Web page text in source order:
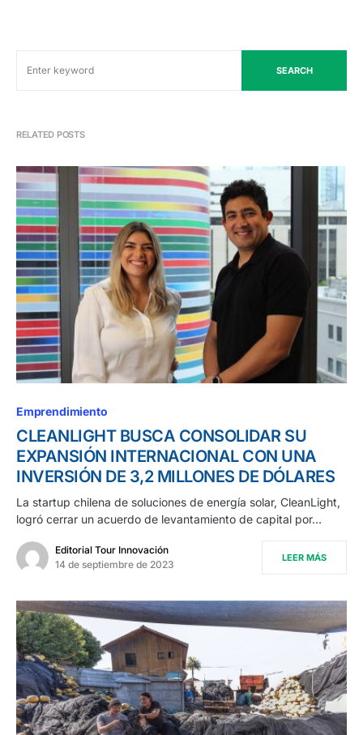
SEARCH
RELATED POSTS
Emprendimiento
CLEANLIGHT BUSCA CONSOLIDAR SU
EXPANSIÓN INTERNACIONAL CON UNA
INVERSIÓN DE 3,2 MILLONES DE DÓLARES
La startup chilena de soluciones de energía solar, CleanLight,
logró cerrar un acuerdo de levantamiento de capital por…
Editorial Tour Innovación
14 de septiembre de 2023
LEER MÁS